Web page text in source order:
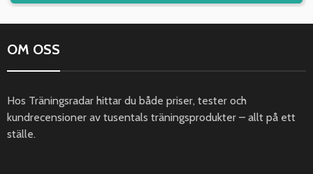
OM OSS
Hos Träningsradar hittar du både priser, tester och
kundrecensioner av tusentals träningsprodukter – allt på ett
ställe.